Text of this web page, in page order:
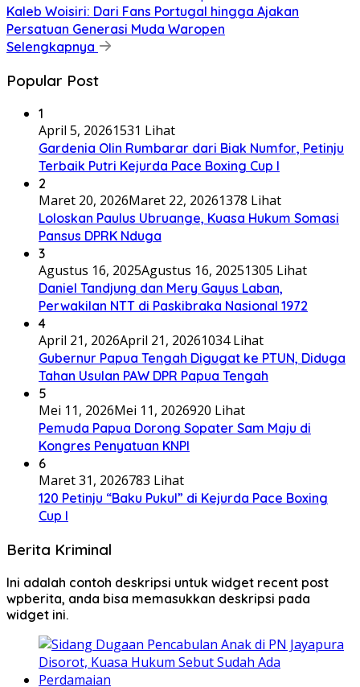
Kaleb Woisiri: Dari Fans Portugal hingga Ajakan
Persatuan Generasi Muda Waropen
Selengkapnya
Popular Post
1
April 5, 20261531 Lihat
Gardenia Olin Rumbarar dari Biak Numfor, Petinju
Terbaik Putri Kejurda Pace Boxing Cup I
2
Maret 20, 2026Maret 22, 20261378 Lihat
Loloskan Paulus Ubruange, Kuasa Hukum Somasi
Pansus DPRK Nduga
3
Agustus 16, 2025Agustus 16, 20251305 Lihat
Daniel Tandjung dan Mery Gayus Laban,
Perwakilan NTT di Paskibraka Nasional 1972
4
April 21, 2026April 21, 20261034 Lihat
Gubernur Papua Tengah Digugat ke PTUN, Diduga
Tahan Usulan PAW DPR Papua Tengah
5
Mei 11, 2026Mei 11, 2026920 Lihat
Pemuda Papua Dorong Sopater Sam Maju di
Kongres Penyatuan KNPI
6
Maret 31, 2026783 Lihat
120 Petinju “Baku Pukul” di Kejurda Pace Boxing
Cup I
Berita Kriminal
Ini adalah contoh deskripsi untuk widget recent post
wpberita, anda bisa memasukkan deskripsi pada
widget ini.